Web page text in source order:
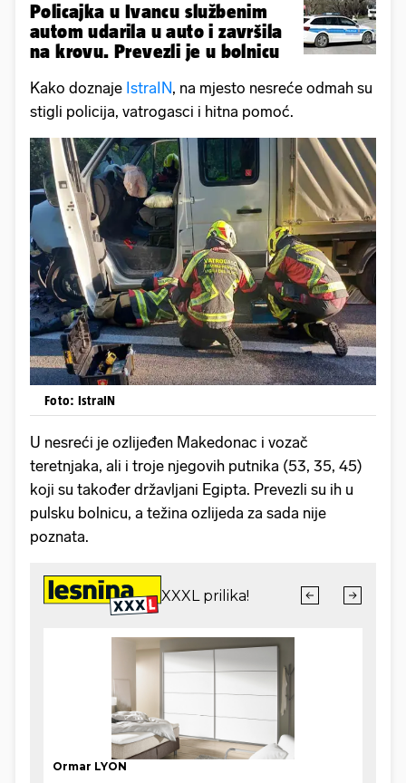
Policajka u Ivancu službenim
autom udarila u auto i završila
na krovu. Prevezli je u bolnicu
Kako doznaje IstraIN, na mjesto nesreće odmah su
stigli policija, vatrogasci i hitna pomoć.
Foto: IstraIN
U nesreći je ozlijeđen Makedonac i vozač
teretnjaka, ali i troje njegovih putnika (53, 35, 45)
koji su također državljani Egipta. Prevezli su ih u
pulsku bolnicu, a težina ozlijeda za sada nije
poznata.